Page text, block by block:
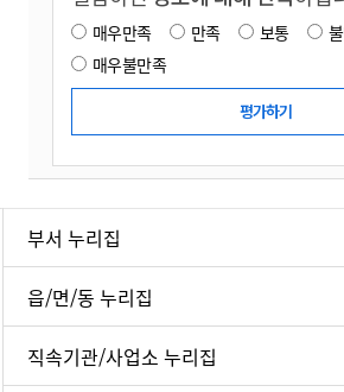
매우만족 만족 보통
매우불만족
부서 누리집
읍/면/동 누리집
직속기관/사업소 누리집